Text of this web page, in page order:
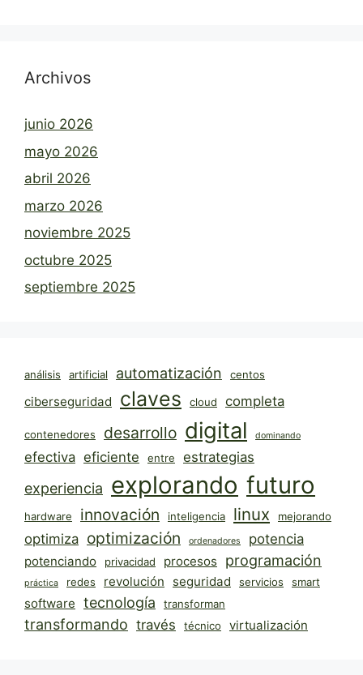
Archivos
junio 2026
mayo 2026
abril 2026
marzo 2026
noviembre 2025
octubre 2025
septiembre 2025
análisis artificial automatización centos
ciberseguridad claves cloud completa
contenedores desarrollo digital dominando
efectiva eficiente entre estrategias
experiencia explorando futuro
hardware innovación inteligencia linux mejorando
optimiza optimización ordenadores potencia
potenciando privacidad procesos programación
práctica redes revolución seguridad servicios smart
software tecnología transforman
transformando través técnico virtualización